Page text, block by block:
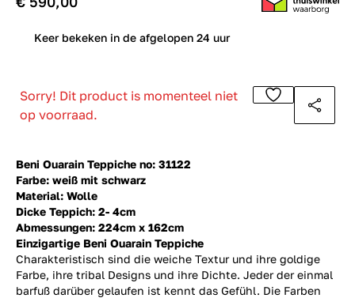
Beni Ouarain Teppiche no: 31122
Farbe: weiß mit schwarz
Material: Wolle
Dicke Teppich: 2- 4cm
Abmessungen: 224cm x 162cm
Einzigartige Beni Ouarain Teppiche
Charakteristisch sind die weiche Textur und ihre goldige
Farbe, ihre tribal Designs und ihre Dichte. Jeder der einmal
barfuß darüber gelaufen ist kennt das Gefühl. Die Farben
Keer bekeken in de afgelopen 24 uur
Sorry! Dit product is momenteel niet
op voorraad.